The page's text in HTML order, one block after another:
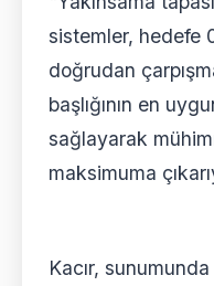
sistemler, hedefe
doğrudan
başlığının en
sağlayarak
maksimuma
Kacır,